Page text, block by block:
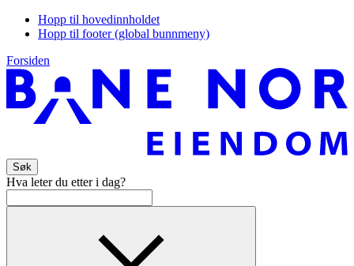
Hopp til hovedinnholdet
Hopp til footer (global bunnmeny)
Forsiden
Søk
Hva leter du etter i dag?